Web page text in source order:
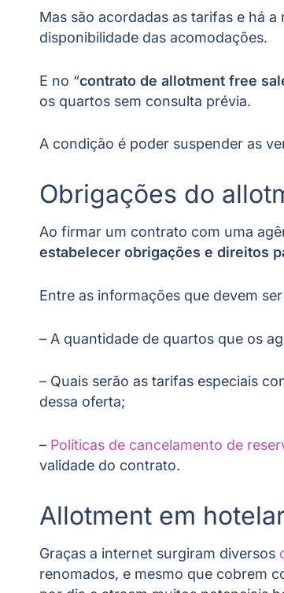
Mas são acordadas as tarifas e há
disponibilidade das acomodações.
E no “contrato de allotment free
os quartos sem consulta prévia.
A condição é poder suspender as
Obrigações do
Ao firmar um contrato com uma
estabelecer obrigações e direitos
Entre as informações que devem
– A quantidade de quartos que os
– Quais serão as tarifas especiais
dessa oferta;
– Políticas de cancelamento de
validade do contrato.
Allotment em
Graças a internet surgiram diversos
renomados, e mesmo que cobrem